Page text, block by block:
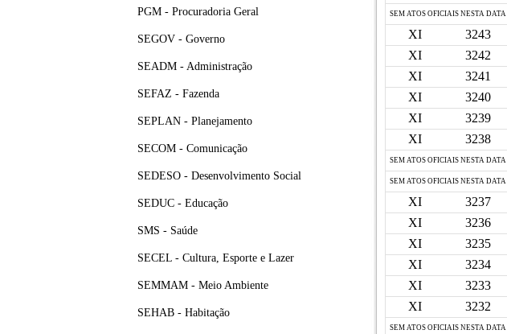
PGM - Procuradoria Geral
SEGOV - Governo
SEADM - Administração
SEFAZ - Fazenda
SEPLAN - Planejamento
SECOM - Comunicação
SEDESO - Desenvolvimento Social
SEDUC - Educação
SMS - Saúde
SECEL - Cultura, Esporte e Lazer
SEMMAM - Meio Ambiente
SEHAB - Habitação
SEM ATOS OFICIAIS NESTA DATA
XI 3243
XI 3242
XI 3241
XI 3240
XI 3239
XI 3238
SEM ATOS OFICIAIS NESTA DATA
SEM ATOS OFICIAIS NESTA DATA
XI 3237
XI 3236
XI 3235
XI 3234
XI 3233
XI 3232
SEM ATOS OFICIAIS NESTA DATA